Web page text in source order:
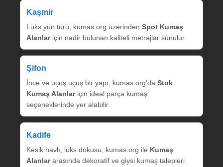
Kaşmir
Lüks yün türü; kumas.org üzerinden Spot Kumaş
Alanlariçin nadir bulunan kaliteli metrajlar sunulur.
Şifon
İnce ve uçuş uçuş bir yapı; kumas.org’da Stok
Kumaş Alanlariçin ideal parça kumaş
seçeneklerinde yer alabilir.
Kadife
Kesik havlı, lüks dokusu; kumas.org ile Kumaş
Alanlararasında dekoratif ve giysi kumaş talepleri